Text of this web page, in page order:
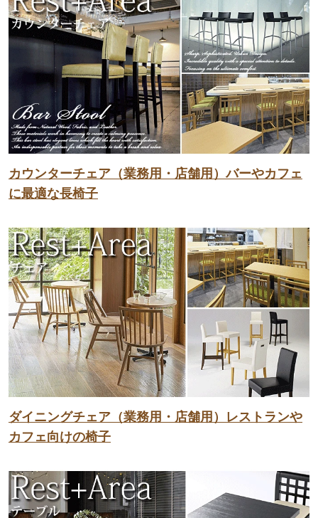
カウンターチェア（業務用・店舗用）バーやカフェ
に最適な長椅子
ダイニングチェア（業務用・店舗用）レストランや
カフェ向けの椅子